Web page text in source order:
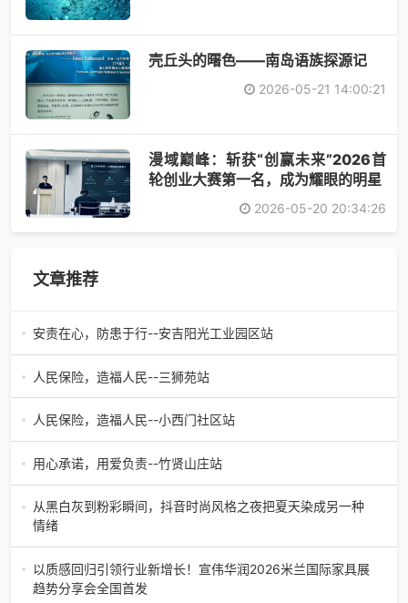
壳丘头的曙色——南岛语族探源记
2026-05-21 14:00:21
漫域巅峰：斩获“创赢未来”2026首
轮创业大赛第一名，成为耀眼的明星
2026-05-20 20:34:26
文章推荐
安责在心，防患于行--安吉阳光工业园区站
人保财险创新“保险+风险减量服务+科技”新模式，为安全生
产和工程建设提供全方位保障。以安责险和工程险为核心，
人民保险，造福人民--三狮苑站
电动车方便、快捷、经济实惠，早已成为无数家庭出行的“标
配”。上下班通勤、接送孩子、买菜办事……一辆小电驴解决
人民保险，造福人民--小西门社区站
电动车是千家万户的便捷之选，但意外风险无处不在。谁为
您兜底？中国人保——与共和国同生共长，值得信赖的国有
用心承诺，用爱负责--竹贤山庄站
每一位员工，都是企业最宝贵的财富。他们用汗水浇筑梦
想，用拼搏成就未来。然而，意外从不预告，风险难以预
知。一次通勤路上的突发状况，一
从黑白灰到粉彩瞬间，抖音时尚风格之夜把夏天染成另一种
情绪
从站内风潮到线下盛典：一场关于“松弛”的情绪出口这个春
天，有一抹颜色悄悄进入我们的视野。不同于多巴胺色彩的
热烈张扬，也不像薄荷
以质感回归引领行业新增长！宣伟华润2026米兰国际家具展
趋势分享会全国首发